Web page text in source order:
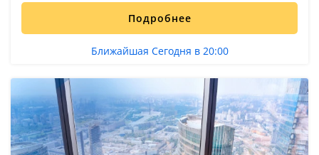
Подробнее
Ближайшая Сегодня в 20:00